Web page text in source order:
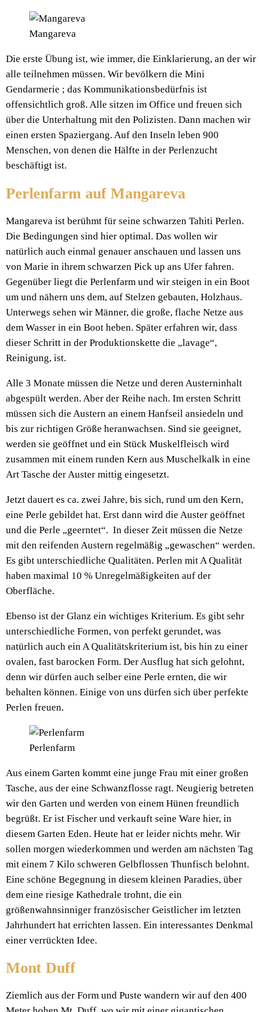
Mangareva
Die erste Übung ist, wie immer, die Einklarierung, an der wir
alle teilnehmen müssen. Wir bevölkern die Mini
Gendarmerie ; das Kommunikationsbedürfnis ist
offensichtlich groß. Alle sitzen im Office und freuen sich
über die Unterhaltung mit den Polizisten. Dann machen wir
einen ersten Spaziergang. Auf den Inseln leben 900
Menschen, von denen die Hälfte in der Perlenzucht
beschäftigt ist.
Perlenfarm auf Mangareva
Mangareva ist berühmt für seine schwarzen Tahiti Perlen.
Die Bedingungen sind hier optimal. Das wollen wir
natürlich auch einmal genauer anschauen und lassen uns
von Marie in ihrem schwarzen Pick up ans Ufer fahren.
Gegenüber liegt die Perlenfarm und wir steigen in ein Boot
um und nähern uns dem, auf Stelzen gebauten, Holzhaus.
Unterwegs sehen wir Männer, die große, flache Netze aus
dem Wasser in ein Boot heben. Später erfahren wir, dass
dieser Schritt in der Produktionskette die „lavage“,
Reinigung, ist.
Alle 3 Monate müssen die Netze und deren Austerninhalt
abgespült werden. Aber der Reihe nach. Im ersten Schritt
müssen sich die Austern an einem Hanfseil ansiedeln und
bis zur richtigen Größe heranwachsen. Sind sie geeignet,
werden sie geöffnet und ein Stück Muskelfleisch wird
zusammen mit einem runden Kern aus Muschelkalk in eine
Art Tasche der Auster mittig eingesetzt.
Jetzt dauert es ca. zwei Jahre, bis sich, rund um den Kern,
eine Perle gebildet hat. Erst dann wird die Auster geöffnet
und die Perle „geerntet“. In dieser Zeit müssen die Netze
mit den reifenden Austern regelmäßig „gewaschen“ werden.
Es gibt unterschiedliche Qualitäten. Perlen mit A Qualität
haben maximal 10 % Unregelmäßigkeiten auf der
Oberfläche.
Ebenso ist der Glanz ein wichtiges Kriterium. Es gibt sehr
unterschiedliche Formen, von perfekt gerundet, was
natürlich auch ein A Qualitätskriterium ist, bis hin zu einer
ovalen, fast barocken Form. Der Ausflug hat sich gelohnt,
denn wir dürfen auch selber eine Perle ernten, die wir
behalten können. Einige von uns dürfen sich über perfekte
Perlen freuen.
Perlenfarm
Aus einem Garten kommt eine junge Frau mit einer großen
Tasche, aus der eine Schwanzflosse ragt. Neugierig betreten
wir den Garten und werden von einem Hünen freundlich
begrüßt. Er ist Fischer und verkauft seine Ware hier, in
diesem Garten Eden. Heute hat er leider nichts mehr. Wir
sollen morgen wiederkommen und werden am nächsten Tag
mit einem 7 Kilo schweren Gelbflossen Thunfisch belohnt.
Eine schöne Begegnung in diesem kleinen Paradies, über
dem eine riesige Kathedrale trohnt, die ein
größenwahnsinniger französischer Geistlicher im letzten
Jahrhundert hat errichten lassen. Ein interessantes Denkmal
einer verrückten Idee.
Mont Duff
Ziemlich aus der Form und Puste wandern wir auf den 400